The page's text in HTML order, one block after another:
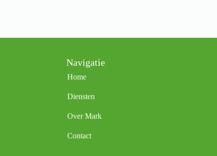
Navigatie
Home
Diensten
Over Mark
Contact